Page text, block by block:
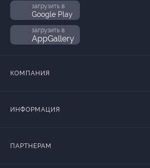
загрузить в
Google Play
загрузить в
AppGallery
КОМПАНИЯ
ИНФОРМАЦИЯ
ПАРТНЕРАМ